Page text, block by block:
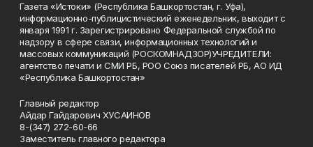
Газета «Истоки» (Республика Башкортостан, г. Уфа),
информационно-публицистический еженедельник, выходит с
января 1991 г. Зарегистрировано Федеральной службой по
надзору в сфере связи, информационных технологий и
массовых коммуникаций (РОСКОМНАДЗОР)УЧРЕДИТЕЛИ:
агентство печати и СМИ РБ, РОО Союз писателей РБ, АО ИД
«Республика Башкортостан»
Главный редактор
Айдар Гайдарович ХУСАИНОВ
8-(347) 272-60-66
Заместитель главного редактора